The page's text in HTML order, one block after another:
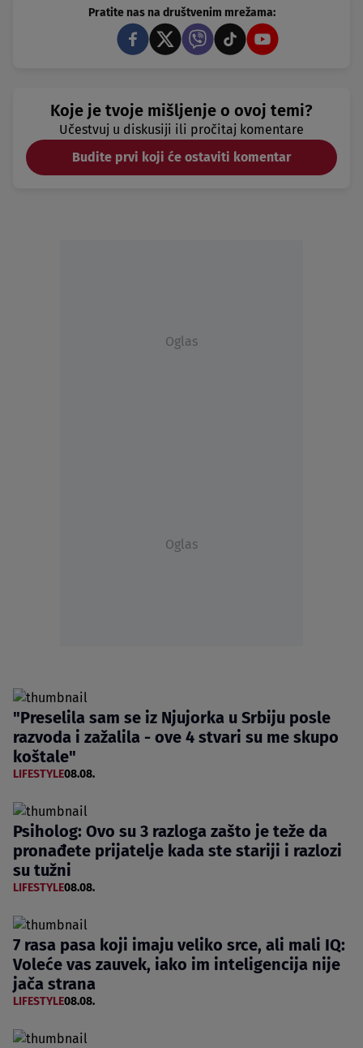
Pratite nas na društvenim mrežama:
Koje je tvoje mišljenje o ovoj temi?
Učestvuj u diskusiji ili pročitaj komentare
Budite prvi koji će ostaviti komentar
Oglas
Oglas
"Preselila sam se iz Njujorka u Srbiju posle
razvoda i zažalila - ove 4 stvari su me skupo
koštale"
LIFESTYLE08.08.
Psiholog: Ovo su 3 razloga zašto je teže da
pronađete prijatelje kada ste stariji i razlozi
su tužni
LIFESTYLE08.08.
7 rasa pasa koji imaju veliko srce, ali mali IQ:
Voleće vas zauvek, iako im inteligencija nije
jača strana
LIFESTYLE08.08.